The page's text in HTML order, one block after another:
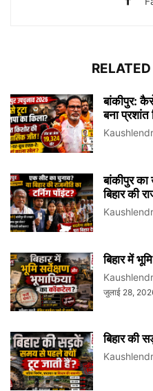
बांकीपुर:
बना प्रशांत
बांकीपुर
बिहार की
बिहार में
जुलाई 28,
बिहार की